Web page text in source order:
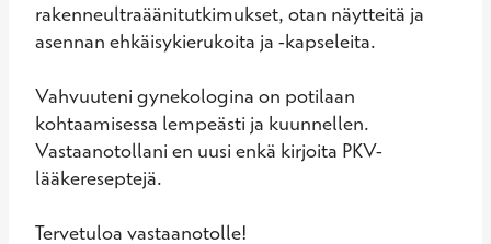
rakenneultraäänitutkimukset, otan näytteitä ja
asennan ehkäisykierukoita ja -kapseleita.
Vahvuuteni gynekologina on potilaan
kohtaamisessa lempeästi ja kuunnellen.
Vastaanotollani en uusi enkä kirjoita PKV-
lääkereseptejä.
Tervetuloa vastaanotolle!